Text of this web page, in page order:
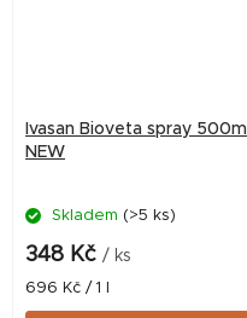
Ivasan Bioveta spray 500ml
NEW
Skladem (>5 ks)
348 Kč / ks
Měrná
cena:
696 Kč / 1 l